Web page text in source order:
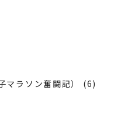
マラソン奮闘記） (6)